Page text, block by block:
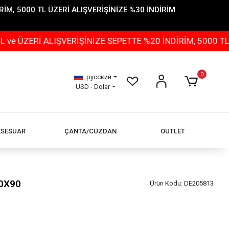
5000 TL ÜZERİ ALIŞVERİŞİNİZE %30 İNDİRİM
ALIŞVERİŞİNİZE SEPETTE %20 İNDİRİM, 5000 TL
русский
USD - Dolar
0
ÇANTA/CÜZDAN OUTLET
Ürün Kodu: DE205813